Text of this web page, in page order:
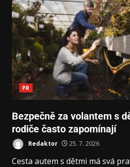
PR
Bezpečně za volantem s
rodiče často zapomínají
Redaktor 25. 7. 2026
Cesta autem s dětmi má svá